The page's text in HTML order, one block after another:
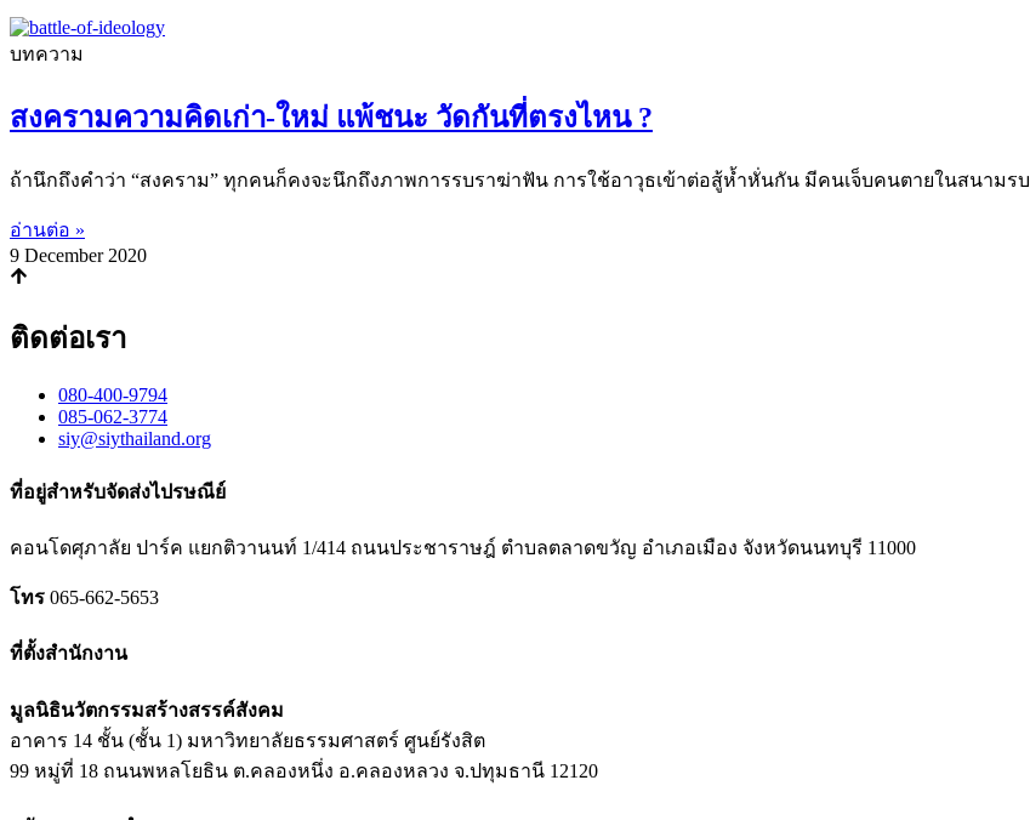
บทความ
สงครามความคิดเก่า-ใหม่ แพ้ชนะ วัดกันที่ตรงไหน ?
ถ้านึกถึงคำว่า “สงคราม” ทุกคนก็คงจะนึกถึงภาพการรบราฆ่าฟัน การใช้อาวุธเข้าต่อสู้ห้ำหั่นกัน มีคนเจ็บคนตายในสนามรบ
อ่านต่อ »
9 December 2020
ติดต่อเรา
080-400-9794
085-062-3774
siy@siythailand.org
ที่อยู่สำหรับจัดส่งไปรษณีย์
คอนโดศุภาลัย ปาร์ค แยกติวานนท์ 1/414 ถนนประชาราษฎ์ ตำบลตลาดขวัญ อำเภอเมือง จังหวัดนนทบุรี 11000
โทร 065-662-5653
ที่ตั้งสำนักงาน
มูลนิธินวัตกรรมสร้างสรรค์สังคม
อาคาร 14 ชั้น (ชั้น 1) มหาวิทยาลัยธรรมศาสตร์ ศูนย์รังสิต
99 หมู่ที่ 18 ถนนพหลโยธิน ต.คลองหนึ่ง อ.คลองหลวง จ.ปทุมธานี 12120